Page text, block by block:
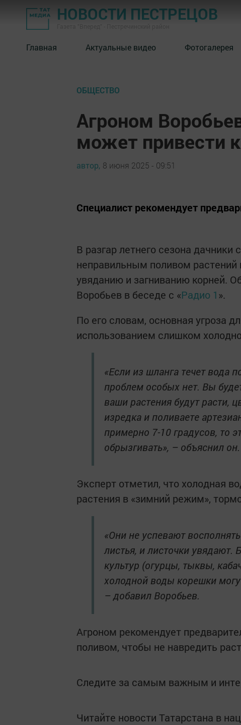
НОВОСТИ ПЕСТРЕЦОВ
Главная Актуальные видео Фотогалерея
ОБЩЕСТВО
Агроном
может привести
автор, 8 июня 2025 - 09:51
Специалист рекомендует
В разгар летнего сезона
неправильным поливом
увяданию и загниванию корней.
Воробьев в беседе с «Радио 1».
По его словам, основная угроза
использованием слишком
«Если из шланга течет вода
проблем особых нет. Вы
ваши растения будут расти,
изредка и поливаете
примерно 7-10 градусов, то
обрызгивать», – объяснил он.
Эксперт отметил, что холодная
растения в «зимний режим»,
«Они не успевают
листья, и листочки увядают.
культур (огурцы, тыквы,
холодной воды корешки
– добавил Воробьев.
Агроном рекомендует
поливом, чтобы не навредить
Следите за самым важным и
Читайте новости Татарстана в